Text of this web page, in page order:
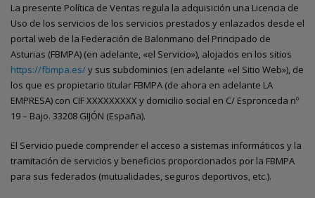
La presente Política de Ventas regula la adquisición una Licencia de
Uso de los servicios de los servicios prestados y enlazados desde el
portal web de la Federación de Balonmano del Principado de
Asturias (FBMPA) (en adelante, «el Servicio»), alojados en los sitios
https://fbmpa.es/y sus subdominios (en adelante «el Sitio Web»), de
los que es propietario titular FBMPA (de ahora en adelante LA
EMPRESA) con CIF XXXXXXXXX y domicilio social en C/ Espronceda nº
19 – Bajo. 33208 GIJÓN (España).
El Servicio puede comprender el acceso a sistemas informáticos y la
tramitación de servicios y beneficios proporcionados por la FBMPA
para sus federados (mutualidades, seguros deportivos, etc.).